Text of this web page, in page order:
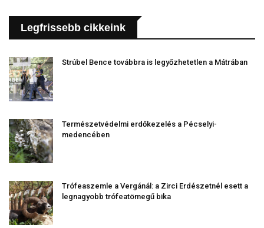
Legfrissebb cikkeink
Strúbel Bence továbbra is legyőzhetetlen a Mátrában
Természetvédelmi erdőkezelés a Pécselyi-
medencében
Trófeaszemle a Vergánál: a Zirci Erdészetnél esett a
legnagyobb trófeatömegű bika